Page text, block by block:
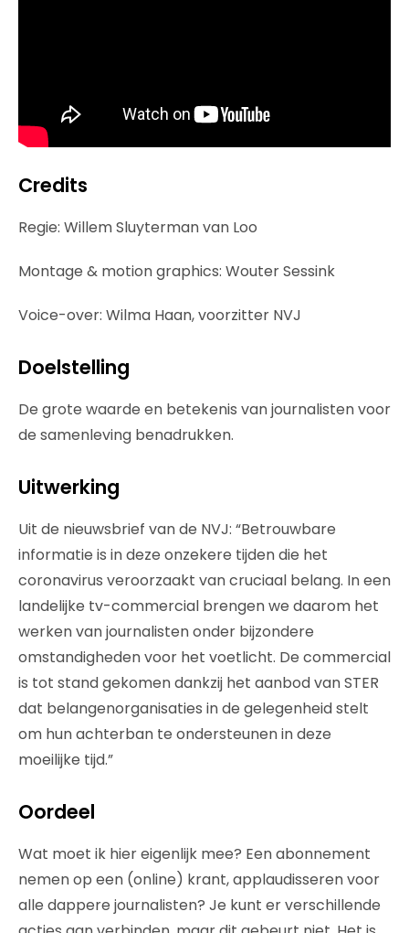
Credits
Regie: Willem Sluyterman van Loo
Montage & motion graphics: Wouter Sessink
Voice-over: Wilma Haan, voorzitter NVJ
Doelstelling
De grote waarde en betekenis van journalisten voor
de samenleving benadrukken.
Uitwerking
Uit de nieuwsbrief van de NVJ: “Betrouwbare
informatie is in deze onzekere tijden die het
coronavirus veroorzaakt van cruciaal belang. In een
landelijke tv-commercial brengen we daarom het
werken van journalisten onder bijzondere
omstandigheden voor het voetlicht. De commercial
is tot stand gekomen dankzij het aanbod van STER
dat belangenorganisaties in de gelegenheid stelt
om hun achterban te ondersteunen in deze
moeilijke tijd.”
Oordeel
Wat moet ik hier eigenlijk mee? Een abonnement
nemen op een (online) krant, applaudisseren voor
alle dappere journalisten? Je kunt er verschillende